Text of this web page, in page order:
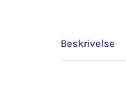
Beskrivelse